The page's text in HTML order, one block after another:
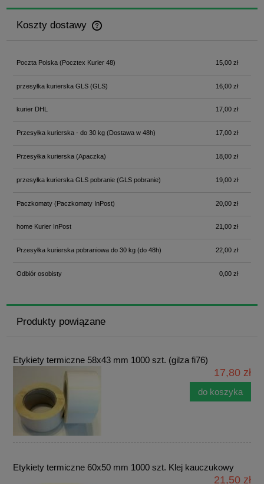
Koszty dostawy
Cena nie zawiera ewentualnych kosztów płatności
Poczta Polska(Pocztex Kurier 48) 15,00 zł
przesyłka kurierska GLS(GLS) 16,00 zł
kurier DHL 17,00 zł
Przesyłka kurierska - do 30 kg(Dostawa w 48h) 17,00 zł
Przesyłka kurierska (Apaczka) 18,00 zł
przesyłka kurierska GLS pobranie(GLS pobranie) 19,00 zł
Paczkomaty(Paczkomaty InPost) 20,00 zł
home Kurier InPost 21,00 zł
Przesyłka kurierska pobraniowa do 30 kg(do 48h) 22,00 zł
Odbiór osobisty 0,00 zł
Produkty powiązane
Etykiety termiczne 58x43 mm 1000 szt. (gilza fi76)
17,80 zł
do koszyka
Etykiety termiczne 60x50 mm 1000 szt. Klej kauczukowy
21,50 zł